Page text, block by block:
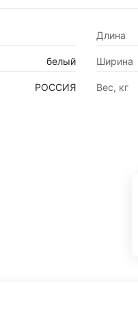
Длина
белый Ширина
РОССИЯ Вес, кг